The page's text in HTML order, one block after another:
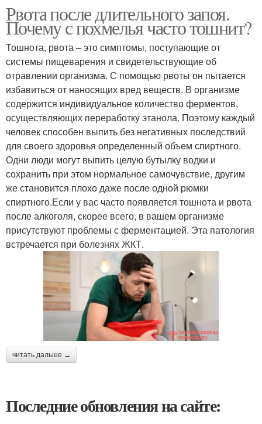
Рвота после длительного запоя.
Почему с похмелья часто тошнит?
Тошнота, рвота – это симптомы, поступающие от
системы пищеварения и свидетельствующие об
отравлении организма. С помощью рвоты он пытается
избавиться от наносящих вред веществ. В организме
содержится индивидуальное количество ферментов,
осуществляющих переработку этанола. Поэтому каждый
человек способен выпить без негативных последствий
для своего здоровья определенный объем спиртного.
Одни люди могут выпить целую бутылку водки и
сохранить при этом нормальное самочувствие, другим
же становится плохо даже после одной рюмки
спиртного.Если у вас часто появляется тошнота и рвота
после алкоголя, скорее всего, в вашем организме
присутствуют проблемы с ферментацией. Эта патология
встречается при болезнях ЖКТ.
читать дальше →
Последние обновления на сайте: